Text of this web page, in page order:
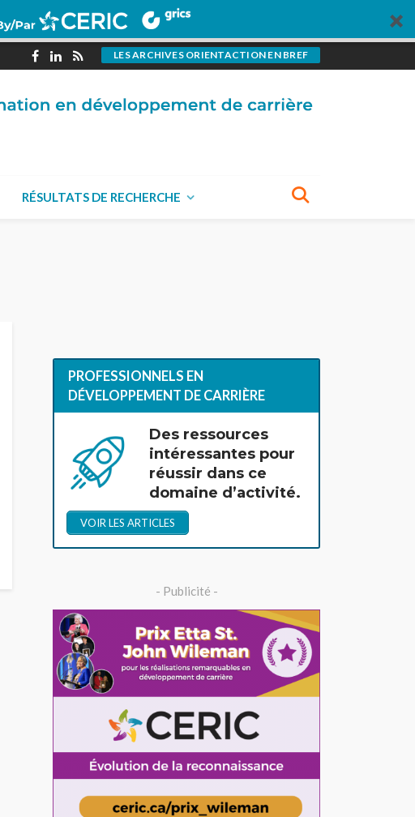
LES ARCHIVES ORIENTACTION EN BREF
RÉSULTATS DE RECHERCHE
PROFESSIONNELS EN
DÉVELOPPEMENT DE CARRIÈRE
Des ressources
intéressantes pour
réussir dans ce
domaine d’activité.
VOIR LES ARTICLES
- Publicité -